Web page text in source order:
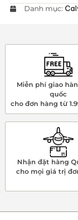
Danh mục:
Miễn phí giao
quốc
cho đơn hàng từ
Nhận đặt hàng
cho mọi giá trị